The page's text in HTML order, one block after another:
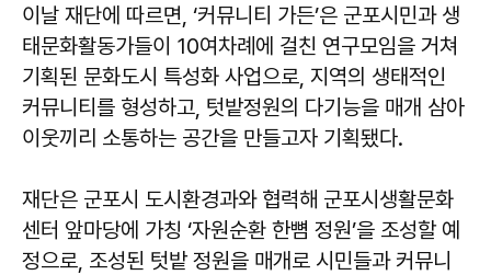
이날 재단에 따르면, ‘커뮤니티 가든’은 군포시민과 생
태문화활동가들이 10여차례에 걸친 연구모임을 거쳐
기획된 문화도시 특성화 사업으로, 지역의 생태적인
커뮤니티를 형성하고, 텃밭정원의 다기능을 매개 삼아
이웃끼리 소통하는 공간을 만들고자 기획됐다.
재단은 군포시 도시환경과와 협력해 군포시생활문화
센터 앞마당에 가칭 ‘자원순환 한뼘 정원’을 조성할 예
정으로, 조성된 텃밭 정원을 매개로 시민들과 커뮤니